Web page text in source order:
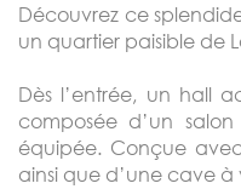
Découvrez ce
un quartier paisible de
Dès l’entrée, un hall
composée d’un
équipée. Conçue
ainsi que d’une cave